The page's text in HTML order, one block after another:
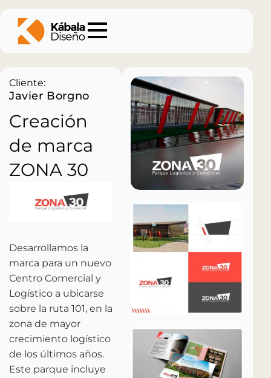
Cliente:
Javier Borgno
Creación
de marca
ZONA 30
Desarrollamos la
marca para un nuevo
Centro Comercial y
Logístico a ubicarse
sobre la ruta 101, en la
zona de mayor
crecimiento logístico
de los últimos años.
Este parque incluye